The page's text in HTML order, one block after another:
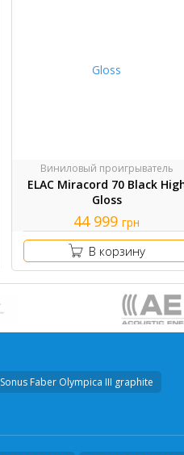
Виниловый проигрыватель
ELAC Miracord 70 Black
Gloss
44 999грн
В корзину
Sonus Faber Olympica III graphite